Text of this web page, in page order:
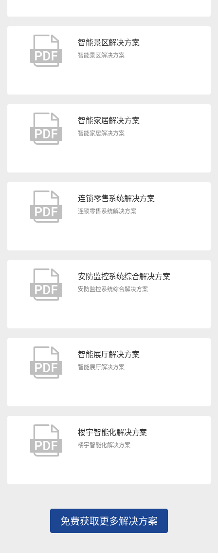
智能景区解决方案
智能景区解决方案
智能家居解决方案
智能家居解决方案
连锁零售系统解决方案
连锁零售系统解决方案
安防监控系统综合解决方案
安防监控系统综合解决方案
智能展厅解决方案
智能展厅解决方案
楼宇智能化解决方案
楼宇智能化解决方案
免费获取更多解决方案